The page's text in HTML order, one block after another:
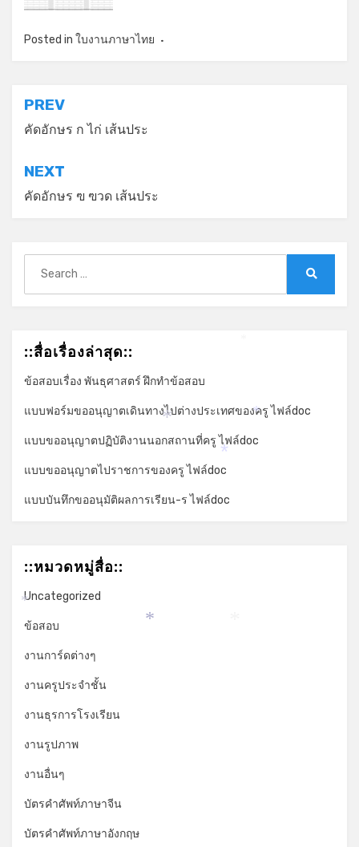
Posted in ใบงานภาษาไทย
แนะแนว
เรื่อง
PREV
คัดอักษร ก ไก่ เส้นประ
NEXT
คัดอักษร ฃ ฃวด เส้นประ
for:
::สื่อเรื่องล่าสุด::
ข้อสอบเรื่อง พันธุศาสตร์ ฝึกทำข้อสอบ
แบบฟอร์มขออนุญาตเดินทางไปต่างประเทศของครู ไฟล์doc
แบบขออนุญาตปฏิบัติงานนอกสถานที่ครู ไฟล์doc
แบบขออนุญาตไปราชการของครู ไฟล์doc
แบบบันทึกขออนุมัติผลการเรียน-ร ไฟล์doc
::หมวดหมู่สื่อ::
Uncategorized
ข้อสอบ
งานการ์ดต่างๆ
งานครูประจำชั้น
งานธุรการโรงเรียน
งานรูปภาพ
งานอื่นๆ
บัตรคำศัพท์ภาษาจีน
บัตรคำศัพท์ภาษาอังกฤษ
*
*